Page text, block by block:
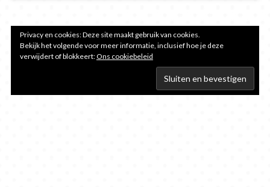
Privacy en cookies: Deze site maakt gebruik van cookies.
Bekijk het volgende voor meer informatie, inclusief hoe je deze
verwijdert of blokkeert:Ons cookiebeleid